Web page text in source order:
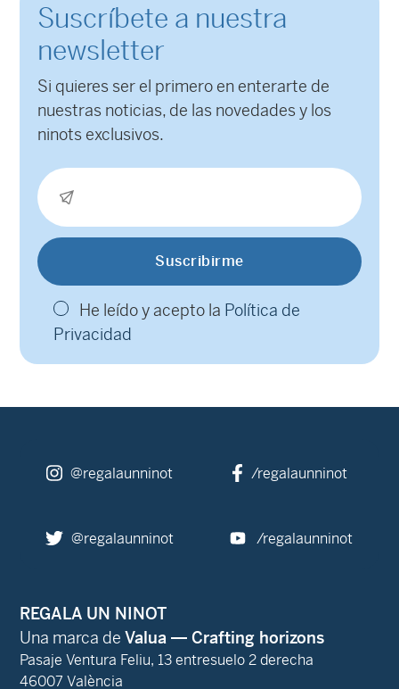
Suscríbete a nuestra
newsletter
Si quieres ser el primero en enterarte de
nuestras noticias, de las novedades y los
ninots exclusivos.
He leído y acepto la Política de
Privacidad
@regalaunninot /regalaunninot
@regalaunninot /regalaunninot
REGALA UN NINOT
Una marca de Valua — Crafting horizons
Pasaje Ventura Feliu, 13 entresuelo 2 derecha
46007 València